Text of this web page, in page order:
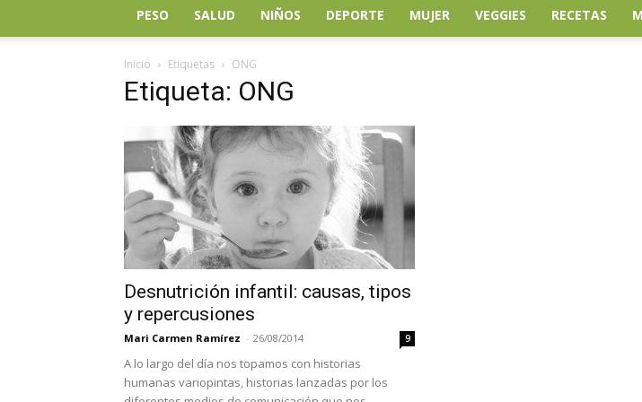
PESO SALUD NIÑOS DEPORTE MUJER VEGGIES RECETAS
Inicio Etiquetas ONG
Etiqueta: ONG
Desnutrición infantil: causas, tipos
y repercusiones
Mari Carmen Ramírez - 26/08/2014 9
A lo largo del día nos topamos con historias
humanas variopintas, historias lanzadas por los